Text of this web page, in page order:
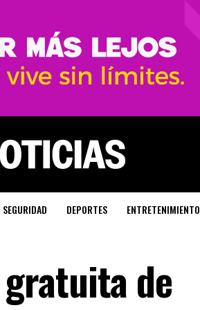
SEGURIDAD DEPORTES ENTRETENIMIENTO
de